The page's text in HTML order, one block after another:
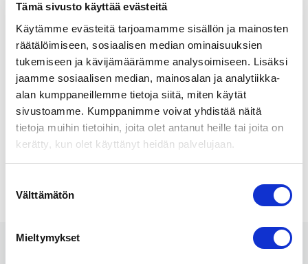
Tämä sivusto käyttää evästeitä
Käytämme evästeitä tarjoamamme sisällön ja mainosten
räätälöimiseen, sosiaalisen median ominaisuuksien
tukemiseen ja kävijämäärämme analysoimiseen. Lisäksi
jaamme sosiaalisen median, mainosalan ja analytiikka-
alan kumppaneillemme tietoja siitä, miten käytät
sivustoamme. Kumppanimme voivat yhdistää näitä
tietoja muihin tietoihin, joita olet antanut heille tai joita on
kerätty, kun olet käyttänyt heidän palvelujaan.
Välttämätön
Mieltymykset
Sirpa Satola, varajäsen
Sanni Rinta-Keturi varajäsen
TÄSTÄ LIPPUKAUPPAAN OSTOKSILLE